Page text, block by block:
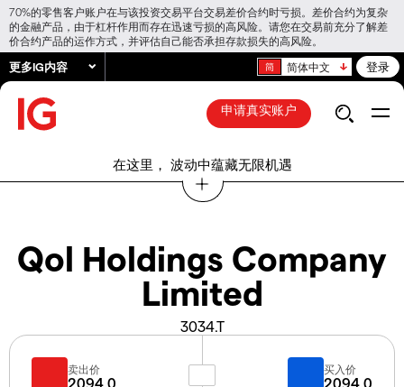
70%的零售客户账户在与该投资交易平台交易差价合约时亏损。差价合约为复杂
的金融产品，由于杠杆作用而存在迅速亏损的高风险。请您在交易前充分了解差
价合约产品的运作方式，并评估自己能否承担存款损失的高风险。
更多IG内容 简体中文 登录
申请真实账户
在这里， 波动中蕴藏无限机遇
Qol Holdings Company
Limited
3034.T
卖出价
2094.0
买入价
2094.0